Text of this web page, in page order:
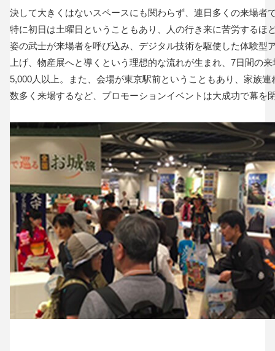
決して大きくはないスペースにも関わらず、連日多くの来場者
特に初日は土曜日ということもあり、人の行き来に苦労するほ
姿の武士が来場者を呼び込み、デジタル技術を駆使した体験型
上げ、物産展へと導くという理想的な流れが生まれ、7日間の
5,000人以上。また、会場が東京駅前ということもあり、家族
数多く来場するなど、プロモーションイベントは大成功で幕を